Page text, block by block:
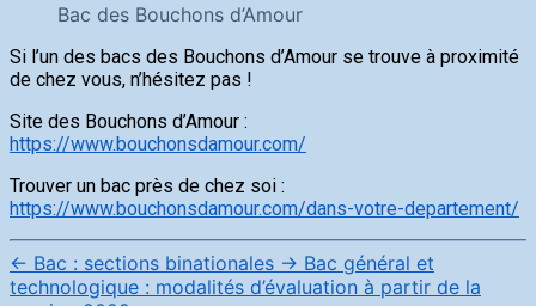
Bac des Bouchons d’Amour
Si l’un des bacs des Bouchons d’Amour se trouve à proximité
de chez vous, n’hésitez pas !
Site des Bouchons d’Amour :
https://www.bouchonsdamour.com/
Trouver un bac près de chez soi :
https://www.bouchonsdamour.com/dans-votre-departement/
← Bac : sections binationales → Bac général et
technologique : modalités d’évaluation à partir de la